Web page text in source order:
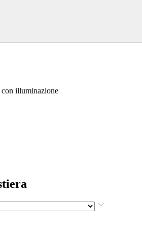
illuminazione